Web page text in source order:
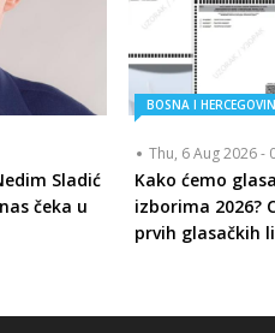
Sladić
čeka u
BOSNA I
Thu, 6 Aug 2026 -
Kako ćemo
izborima 2026?
prvih glasačkih